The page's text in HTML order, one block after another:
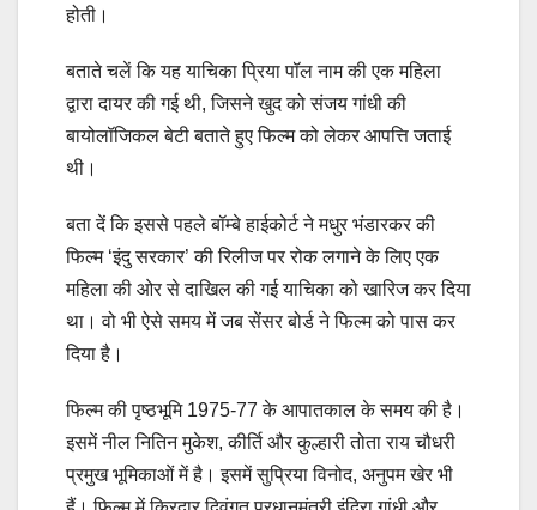
होती।
बताते चलें कि यह याचिका प्रिया पॉल नाम की एक महिला
द्वारा दायर की गई थी, जिसने खुद को संजय गांधी की
बायोलॉजिकल बेटी बताते हुए फिल्म को लेकर आपत्ति जताई
थी।
बता दें कि इससे पहले बॉम्बे हाईकोर्ट ने मधुर भंडारकर की
फिल्म ‘इंदु सरकार’ की रिलीज पर रोक लगाने के लिए एक
महिला की ओर से दाखिल की गई याचिका को खारिज कर दिया
था। वो भी ऐसे समय में जब सेंसर बोर्ड ने फिल्म को पास कर
दिया है।
फिल्म की पृष्ठभूमि 1975-77 के आपातकाल के समय की है।
इसमें नील नितिन मुकेश, कीर्ति और कुल्हारी तोता राय चौधरी
प्रमुख भूमिकाओं में है। इसमें सुप्रिया विनोद, अनुपम खेर भी